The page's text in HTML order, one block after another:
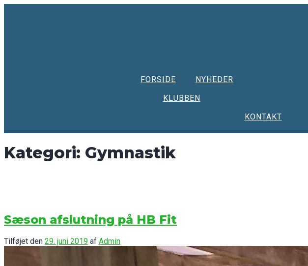
FORSIDE NYHEDER
KLUBBEN
KONTAKT
Kategori: Gymnastik
Sæson afslutning på HB Fit
Tilføjet den 29. juni 2019 af Admin